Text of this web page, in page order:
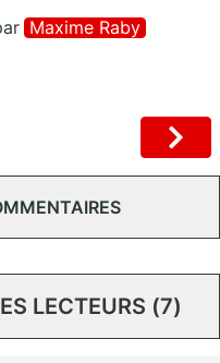
Maxime Raby
LECTEURS (7)